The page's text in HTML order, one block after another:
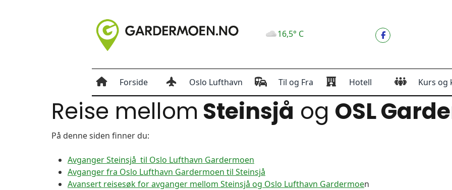
16,5° C
Forside Oslo Lufthavn Til og Fra Hotell Kurs og
Reise mellom Steinsjå og OSL
På denne siden finner du:
Avganger Steinsjå til Oslo Lufthavn Gardermoen
Avganger fra Oslo Lufthavn Gardermoen til Steinsjå
Avansert reisesøk for avganger mellom Steinsjå og Oslo Lufthavn Gardermoen